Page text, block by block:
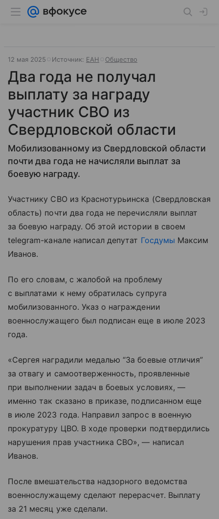
12 мая 2025 Источник: ЕАН Общество
Два года не получал
выплату за награду
участник СВО из
Свердловской области
Мобилизованному из Свердловской области
почти два года не начисляли выплат за
боевую награду.
Участнику СВО из Краснотурьинска (Свердловская
область) почти два года не перечисляли выплат
за боевую награду. Об этой истории в своем
telegram-канале написал депутат Госдумы Максим
Иванов.
По его словам, с жалобой на проблему
с выплатами к нему обратилась супруга
мобилизованного. Указ о награждении
военнослужащего был подписан еще в июле 2023
года.
«Сергея наградили медалью “За боевые отличия”
за отвагу и самоотверженность, проявленные
при выполнении задач в боевых условиях, —
именно так сказано в приказе, подписанном еще
в июле 2023 года. Направил запрос в военную
прокуратуру ЦВО. В ходе проверки подтвердились
нарушения прав участника СВО», — написал
Иванов.
После вмешательства надзорного ведомства
военнослужащему сделают перерасчет. Выплату
за 21 месяц уже сделали.